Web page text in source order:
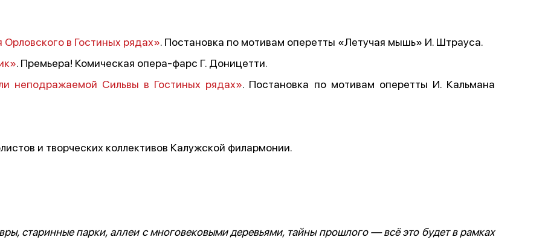
Орловского в Гостиных рядах». Постановка по мотивам оперетты «Летучая мышь» И. Штрауса.
. Премьера! Комическая опера-фарс Г. Доницетти.
неподражаемой Сильвы в Гостиных рядах». Постановка по мотивам оперетты И. Кальмана
и творческих коллективов Калужской филармонии.
старинные парки, аллеи с многовековыми деревьями, тайны прошлого — всё это будет в рамках